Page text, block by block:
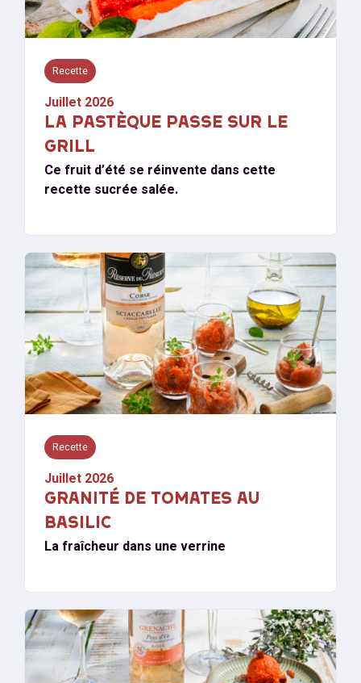
Recette
Juillet 2026
LA PASTÈQUE PASSE SUR LE
GRILL
Ce fruit d’été se réinvente dans cette
recette sucrée salée.
Recette
Juillet 2026
GRANITÉ DE TOMATES AU
BASILIC
La fraîcheur dans une verrine